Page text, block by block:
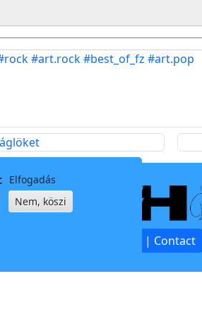
#art.rock#best_of_fz #art.pop
window
Kapcsolat | Contact
Elfogadás
Nem, köszi